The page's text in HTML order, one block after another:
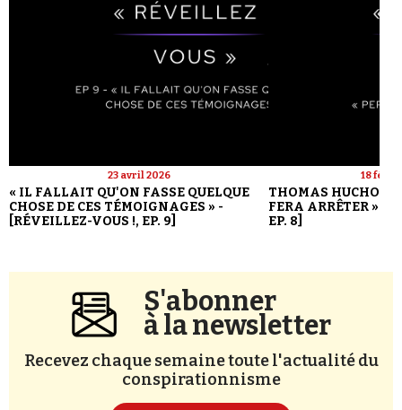
23 avril 2026
« IL FALLAIT QU'ON FASSE QUELQUE
CHOSE DE CES TÉMOIGNAGES » -
[RÉVEILLEZ-VOUS !, EP. 9]
18
THOMAS HUCHON :
FERA ARRÊTER » -
EP. 8]
S'abonner
à la newsletter
Recevez chaque semaine toute l'actualité du
conspirationnisme